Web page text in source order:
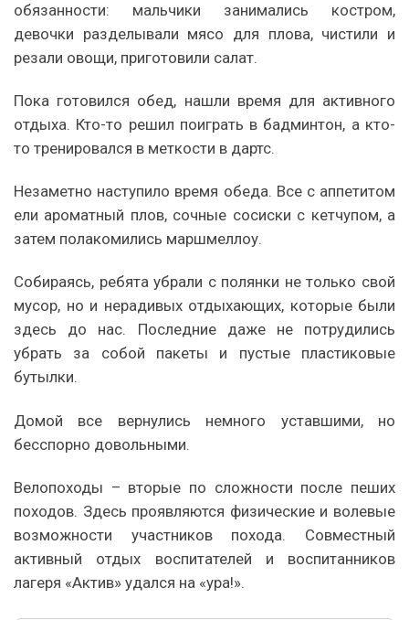
обязанности: мальчики занимались костром,
девочки разделывали мясо для плова, чистили и
резали овощи, приготовили салат.
Пока готовился обед, нашли время для активного
отдыха. Кто-то решил поиграть в бадминтон, а кто-
то тренировался в меткости в дартс.
Незаметно наступило время обеда. Все с аппетитом
ели ароматный плов, сочные сосиски с кетчупом, а
затем полакомились маршмеллоу.
Собираясь, ребята убрали с полянки не только свой
мусор, но и нерадивых отдыхающих, которые были
здесь до нас. Последние даже не потрудились
убрать за собой пакеты и пустые пластиковые
бутылки.
Домой все вернулись немного уставшими, но
бесспорно довольными.
Велопоходы – вторые по сложности после пеших
походов. Здесь проявляются физические и волевые
возможности участников похода. Совместный
активный отдых воспитателей и воспитанников
лагеря «Актив» удался на «ура!».